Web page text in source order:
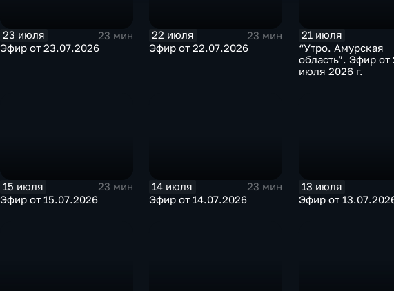
23 июля
23 мин
Эфир от 23.07.2026
22 июля
23 мин
Эфир от 22.07.2026
21 июля
“Утро. Амурская
область”. Эфир от
июля 2026 г.
15 июля
23 мин
Эфир от 15.07.2026
14 июля
23 мин
Эфир от 14.07.2026
13 июля
Эфир от